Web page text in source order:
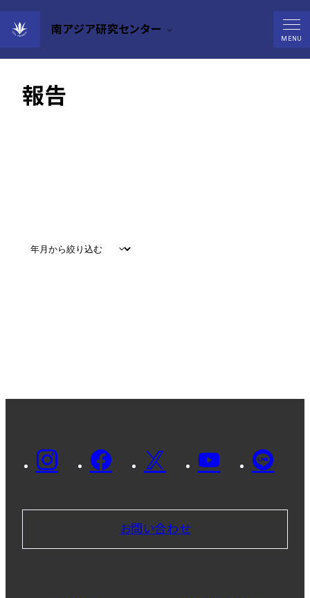
南アジア研究センター
MENU
南アジア研究センター活動
報告
お問い合わせ